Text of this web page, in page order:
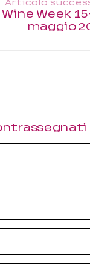
Articolo
Week
maggio